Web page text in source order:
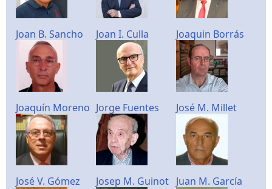
Joan B. Sancho Joan I. Culla Joaquin Borrás
Joaquín Moreno Jorge Fuentes José M. Millet
José V. Gómez Josep M. Guinot Juan M. García